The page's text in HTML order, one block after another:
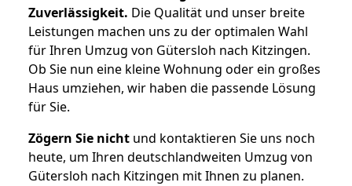
Zuverlässigkeit. Die Qualität und unser breite
Leistungen machen uns zu der optimalen Wahl
für Ihren Umzug von Gütersloh nach Kitzingen.
Ob Sie nun eine kleine Wohnung oder ein großes
Haus umziehen, wir haben die passende Lösung
für Sie.
Zögern Sie nicht und kontaktieren Sie uns noch
heute, um Ihren deutschlandweiten Umzug von
Gütersloh nach Kitzingen mit Ihnen zu planen.